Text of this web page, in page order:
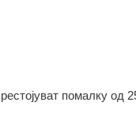
помалку од